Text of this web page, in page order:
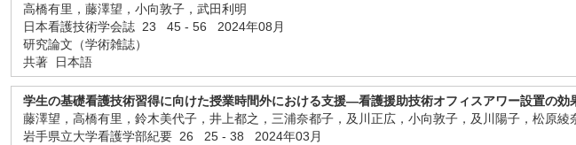
高橋有里，藤澤望，小向敦子，武田利明
日本看護技術学会誌 23 45 - 56 2024年08月
研究論文（学術雑誌）
共著 日本語
学生の基礎看護技術習得に向けた授業時間外における支援―看護援助技術オフィスアワー設置の
藤澤望，高橋有里，鈴木美代子，井上都之，三浦奈都子，及川正広，小向敦子，及川陽子，松原綾
岩手県立大学看護学部紀要 26 25 - 38 2024年03月